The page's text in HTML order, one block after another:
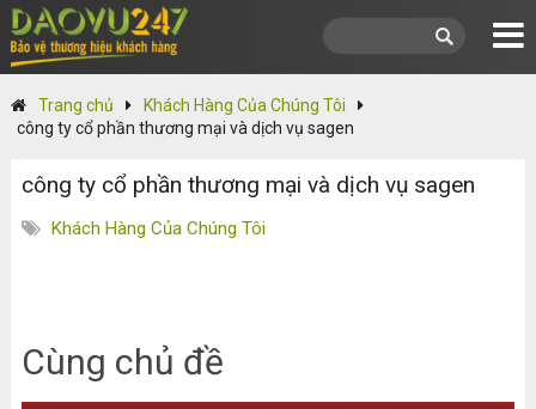
Skip
to
content
Trang chủ
Khách Hàng Của Chúng Tôi
công ty cổ phần thương mại và dịch vụ sagen
công ty cổ phần thương mại và dịch vụ sagen
Khách Hàng Của Chúng Tôi
Cùng chủ đề